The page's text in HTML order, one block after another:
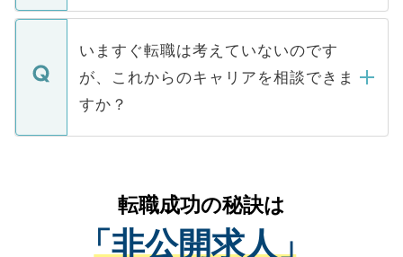
関を公にしてしまうと、応募が殺到する場
に、医療機関が求める条件に合った人材の
みを人材紹介会社に依頼するケースが増え
ています。
定を承諾する必要はありません。内定先へ
の辞退の連絡はキャリアパートナーが行い
個人情報が漏えいすることはありませんの
で、ご安心ください。当サイトからの登録
などで収集したご登録者様の個人情報は、
ご本人のキャリアアップおよび転職活動の
支援を目的に使用いたします。お預かりし
ているすべての個人データはご本人の許可
は、個人情報の取り扱いについての厳密な
管理基準を満たした事業者のみに付与され
る、プライバシーマークを取得済みです。
いますぐ転職は考えていないのです
が、これからのキャリアを相談できま
すか？
かがいして、現在の医療機関の状況や紹介
経験をまじえながら、適切なアドバイスを
させていただきます。すぐにご転職をされ
転職成功の秘訣は
「非公開求人」